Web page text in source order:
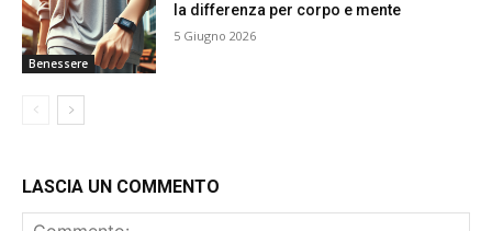
Benessere
la differenza per corpo e mente
5 Giugno 2026
LASCIA UN COMMENTO